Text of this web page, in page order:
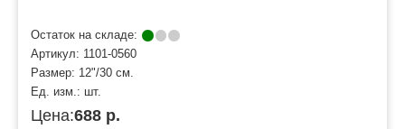
Остаток на складе:
Артикул: 1101-0560
Размер: 12"/30 см.
Ед. изм.: шт.
Цена:688 р.